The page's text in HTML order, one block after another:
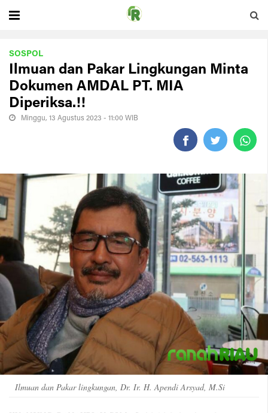
SOSPOL
Ilmuan dan Pakar Lingkungan Minta
Dokumen AMDAL PT. MIA
Diperiksa.!!
Minggu, 13 Agustus 2023 - 11:00 WIB
Ilmuan dan Pakar lingkungan, Dr. Ir. H. Apendi Arsyad, M.Si